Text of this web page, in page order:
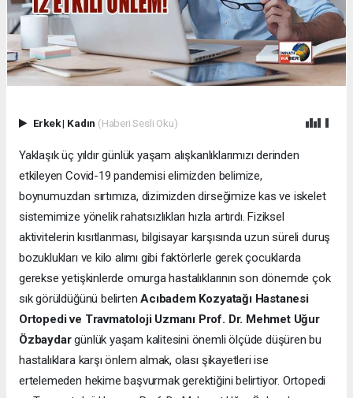
Erkek| Kadın (Haberi Sesli Oku)
Yaklaşık üç yıldır günlük yaşam alışkanlıklarımızı derinden
etkileyen Covid-19 pandemisi elimizden belimize,
boynumuzdan sırtımıza, dizimizden dirseğimize kas ve iskelet
sistemimize yönelik rahatsızlıkları hızla artırdı. Fiziksel
aktivitelerin kısıtlanması, bilgisayar karşısında uzun süreli duruş
bozuklukları ve kilo alımı gibi faktörlerle gerek çocuklarda
gerekse yetişkinlerde omurga hastalıklarının son dönemde çok
sık görüldüğünü belirtenAcıbadem Kozyatağı Hastanesi
Ortopedi ve Travmatoloji Uzmanı Prof. Dr. Mehmet Uğur
Özbaydargünlük yaşam kalitesini önemli ölçüde düşüren bu
hastalıklara karşı önlem almak, olası şikayetleri ise
ertelemeden hekime başvurmak gerektiğini belirtiyor. Ortopedi